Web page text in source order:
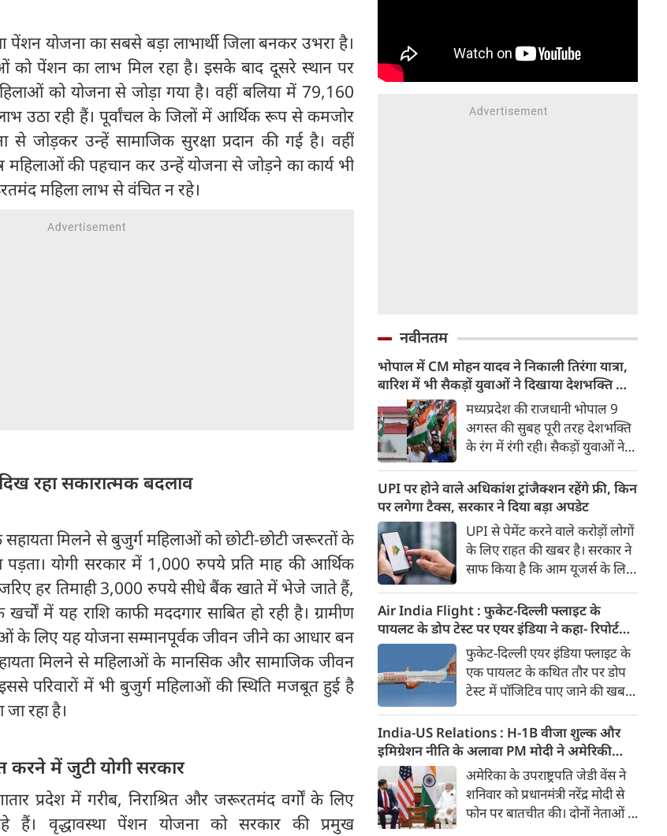
पेंशन योजना का सबसे बड़ा लाभार्थी जिला बनकर उभरा है।
को पेंशन का लाभ मिल रहा है। इसके बाद दूसरे स्थान पर
को योजना से जोड़ा गया है। वहीं बलिया में 79,160
उठा रही हैं। पूर्वांचल के जिलों में आर्थिक रूप से कमजोर
जोड़कर उन्हें सामाजिक सुरक्षा प्रदान की गई है। वहीं
महिलाओं की पहचान कर उन्हें योजना से जोड़ने का कार्य भी
महिला लाभ से वंचित न रहे।
रहा सकारात्मक बदलाव
सहायता मिलने से बुजुर्ग महिलाओं को छोटी-छोटी जरूरतों के
पड़ता। योगी सरकार में 1,000 रुपये प्रति माह की आर्थिक
जरिए हर तिमाही 3,000 रुपये सीधे बैंक खाते में भेजे जाते हैं,
में यह राशि काफी मददगार साबित हो रही है। ग्रामीण
के लिए यह योजना सम्मानपूर्वक जीवन जीने का आधार बन
मिलने से महिलाओं के मानसिक और सामाजिक जीवन
परिवारों में भी बुजुर्ग महिलाओं की स्थिति मजबूत हुई है
रहा है।
करने में जुटी योगी सरकार
प्रदेश में गरीब, निराश्रित और जरूरतमंद वर्गों के लिए
हैं। वृद्धावस्था पेंशन योजना को सरकार की प्रमुख
नवीनतम
भोपाल में CM मोहन यादव ने निकाली तिरंगा यात्रा,
बारिश में भी सैकड़ों युवाओं ने दिखाया देशभक्ति का
जज्बा
मध्यप्रदेश की राजधानी भोपाल 9
अगस्त की सुबह पूरी तरह देशभक्ति
के रंग में रंगी रही। सैकड़ों युवाओं ने
निकाली और राष्ट्र सर्वोपरि का संदेश
दिया। इस दौरान आलम यह था कि
बारिश के बीच भी युवाओं का जोश
कम नहीं हुआ। उन्होंने जोर-शोर से
यह यात्रा निकाली और लोगों को प्रेरित
किया। मुख्यमंत्री डॉ. मोहन यादव ने
इस 'तिरंगा यात्रा' का शुभारंभ किया।
UPI पर होने वाले अधिकांश ट्रांजैक्शन रहेंगे फ्री, किन
पर लगेगा टैक्स, सरकार ने दिया बड़ा अपडेट
UPI से पेमेंट करने वाले करोड़ों लोगों
के लिए राहत की खबर है। सरकार ने
साफ किया है कि आम यूजर्स के लिए
एक व्यक्ति से दूसरे व्यक्ति को पैसे
भेजने यानी Person-to-Person
(P2P) UPI ट्रांजैक्शन पर कोई चार्ज
नहीं लगेगा। इसके अलावा ज्यादातर
मर्चेंट पेमेंट भी बिना शुल्क के जारी
रहने की उम्मीद है।
Air India Flight : फुकेट-दिल्ली फ्लाइट के
पायलट के डोप टेस्ट पर एयर इंडिया ने कहा- रिपोर्ट
नहीं मिली, टिप्पणी की स्थिति में नहीं
फुकेट-दिल्ली एयर इंडिया फ्लाइट के
एक पायलट के कथित तौर पर डोप
टेस्ट में पॉजिटिव पाए जाने की खबरों
अभी तक टेस्ट रिपोर्ट उपलब्ध नहीं
कराई गई है। एयरलाइन ने कहा कि
रिपोर्ट उसके पास नहीं होने के कारण
वह इस मामले में किसी निष्कर्ष पर
टिप्पणी करने की स्थिति में नहीं है।
India-US Relations : H-1B वीजा शुल्क और
इमिग्रेशन नीति के अलावा PM मोदी ने अमेरिकी
उपराष्ट्रपति जेडी वेंस किन मुद्दों पर की चर्चा
अमेरिका के उपराष्ट्रपति जेडी वेंस ने
शनिवार को प्रधानमंत्री नरेंद्र मोदी से
फोन पर बातचीत की। दोनों नेताओं ने